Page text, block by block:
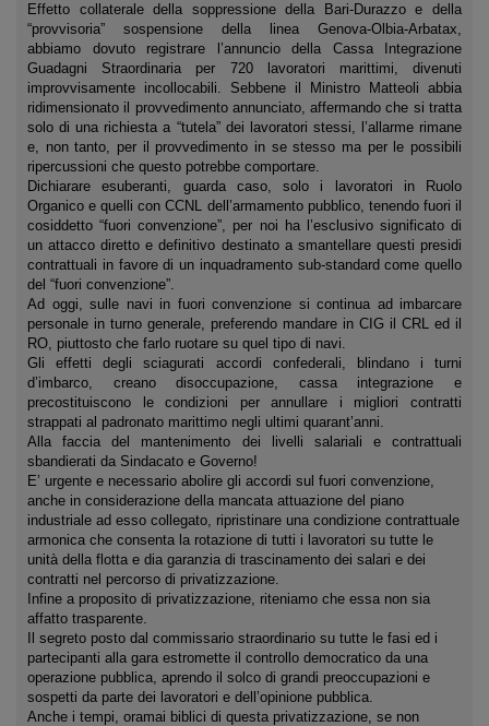
Effetto collaterale della soppressione della Bari-Durazzo e della
“provvisoria” sospensione della linea Genova-Olbia-Arbatax,
abbiamo dovuto registrare l’annuncio della Cassa Integrazione
Guadagni Straordinaria per 720 lavoratori marittimi, divenuti
improvvisamente incollocabili. Sebbene il Ministro Matteoli abbia
ridimensionato il provvedimento annunciato, affermando che si tratta
solo di una richiesta a “tutela” dei lavoratori stessi, l’allarme rimane
e, non tanto, per il provvedimento in se stesso ma per le possibili
ripercussioni che questo potrebbe comportare.
Dichiarare esuberanti, guarda caso, solo i lavoratori in Ruolo
Organico e quelli con CCNL dell’armamento pubblico, tenendo fuori il
cosiddetto “fuori convenzione”, per noi ha l’esclusivo significato di
un attacco diretto e definitivo destinato a smantellare questi presidi
contrattuali in favore di un inquadramento sub-standard come quello
del “fuori convenzione”.
Ad oggi, sulle navi in fuori convenzione si continua ad imbarcare
personale in turno generale, preferendo mandare in CIG il CRL ed il
RO, piuttosto che farlo ruotare su quel tipo di navi.
Gli effetti degli sciagurati accordi confederali, blindano i turni
d’imbarco, creano disoccupazione, cassa integrazione e
precostituiscono le condizioni per annullare i migliori contratti
strappati al padronato marittimo negli ultimi quarant’anni.
Alla faccia del mantenimento dei livelli salariali e contrattuali
sbandierati da Sindacato e Governo!
E’ urgente e necessario abolire gli accordi sul fuori convenzione,
anche in considerazione della mancata attuazione del piano
industriale ad esso collegato, ripristinare una condizione contrattuale
armonica che consenta la rotazione di tutti i lavoratori su tutte le
unità della flotta e dia garanzia di trascinamento dei salari e dei
contratti nel percorso di privatizzazione.
Infine a proposito di privatizzazione, riteniamo che essa non sia
affatto trasparente.
Il segreto posto dal commissario straordinario su tutte le fasi ed i
partecipanti alla gara estromette il controllo democratico da una
operazione pubblica, aprendo il solco di grandi preoccupazioni e
sospetti da parte dei lavoratori e dell’opinione pubblica.
Anche i tempi, oramai biblici di questa privatizzazione, se non